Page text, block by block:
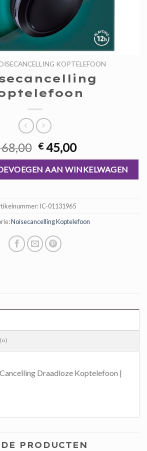
KOPTELEFOON
Oorspronkelijke
prijs
was:
€ 68,00.
€45,00Huidige
prijs
is:
€ 45,00.
aantal AAN WINKELWAGEN
IC-01131965
Noisecancelling Koptelefoon
Draadloze Koptelefoon |
PRODUCTEN